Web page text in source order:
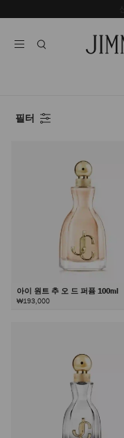
용
필터
아이 원트 추 오 드 퍼퓸 100ml
₩193,000